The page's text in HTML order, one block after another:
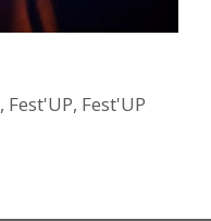
, Fest'UP, Fest'UP